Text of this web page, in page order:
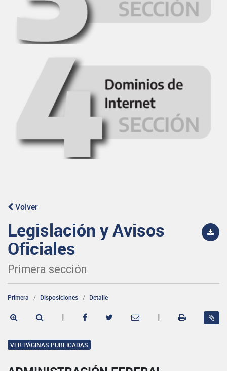
Volver
Legislación y Avisos
Oficiales
Primera sección
Primera Disposiciones Detalle
| |
VER PÁGINAS PUBLICADAS